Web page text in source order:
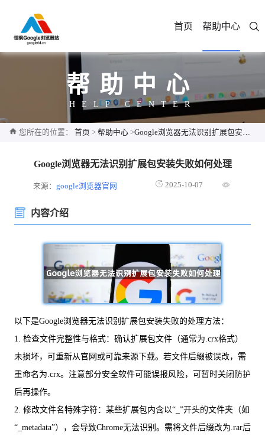
首页 帮助中心
帮助中心
HELP CENTER
您所在的位置： 首页 > 帮助中心 >Google浏览器无法识别扩展包安装失败如何处理
Google浏览器无法识别扩展包安装失败如何处理
来源：google浏览器官网 2025-10-07
内容介绍
以下是Google浏览器无法识别扩展包安装失败的处理方法：
1. 检查文件完整性与格式：确认扩展包文件（通常为.crx格式）
未损坏，可重新从官网或可靠来源下载。若文件后缀被误改，需
重命名为.crx。注意部分安全软件可能误报风险，可暂时关闭防护
后再操作。
2. 修改文件名特殊字符：某些扩展包内含以“_”开头的文件夹（如
“_metadata”），会导致Chrome无法识别。需将文件后缀改为.rar后